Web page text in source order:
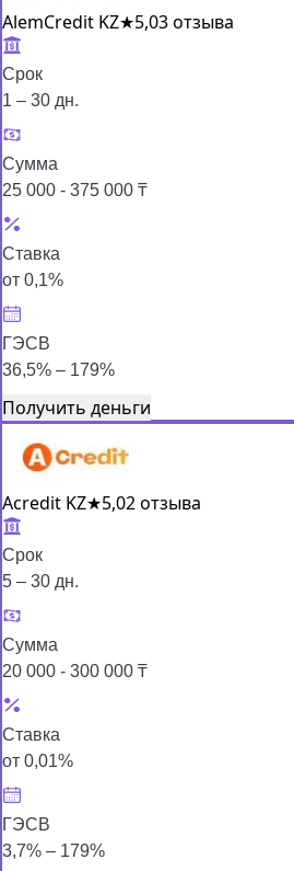
AlemCredit KZ★5,03 отзыва
Срок
1 – 30 дн.
Сумма
25 000 - 375 000 ₸
Ставка
от 0,1%
ГЭСВ
36,5% – 179%
Получить деньги
Acredit KZ★5,02 отзыва
Срок
5 – 30 дн.
Сумма
20 000 - 300 000 ₸
Ставка
от 0,01%
ГЭСВ
3,7% – 179%